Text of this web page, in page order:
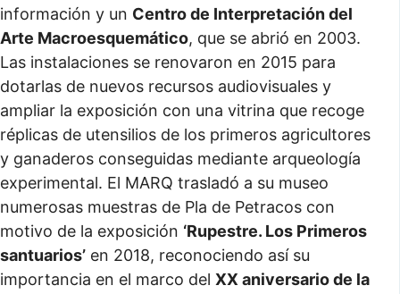
información y un Centro de Interpretación del
Arte Macroesquemático, que se abrió en 2003.
Las instalaciones se renovaron en 2015 para
dotarlas de nuevos recursos audiovisuales y
ampliar la exposición con una vitrina que recoge
réplicas de utensilios de los primeros agricultores
y ganaderos conseguidas mediante arqueología
experimental. El MARQ trasladó a su museo
numerosas muestras de Pla de Petracos con
motivo de la exposición ‘Rupestre. Los Primeros
santuarios’ en 2018, reconociendo así su
importancia en el marco del XX aniversario de la